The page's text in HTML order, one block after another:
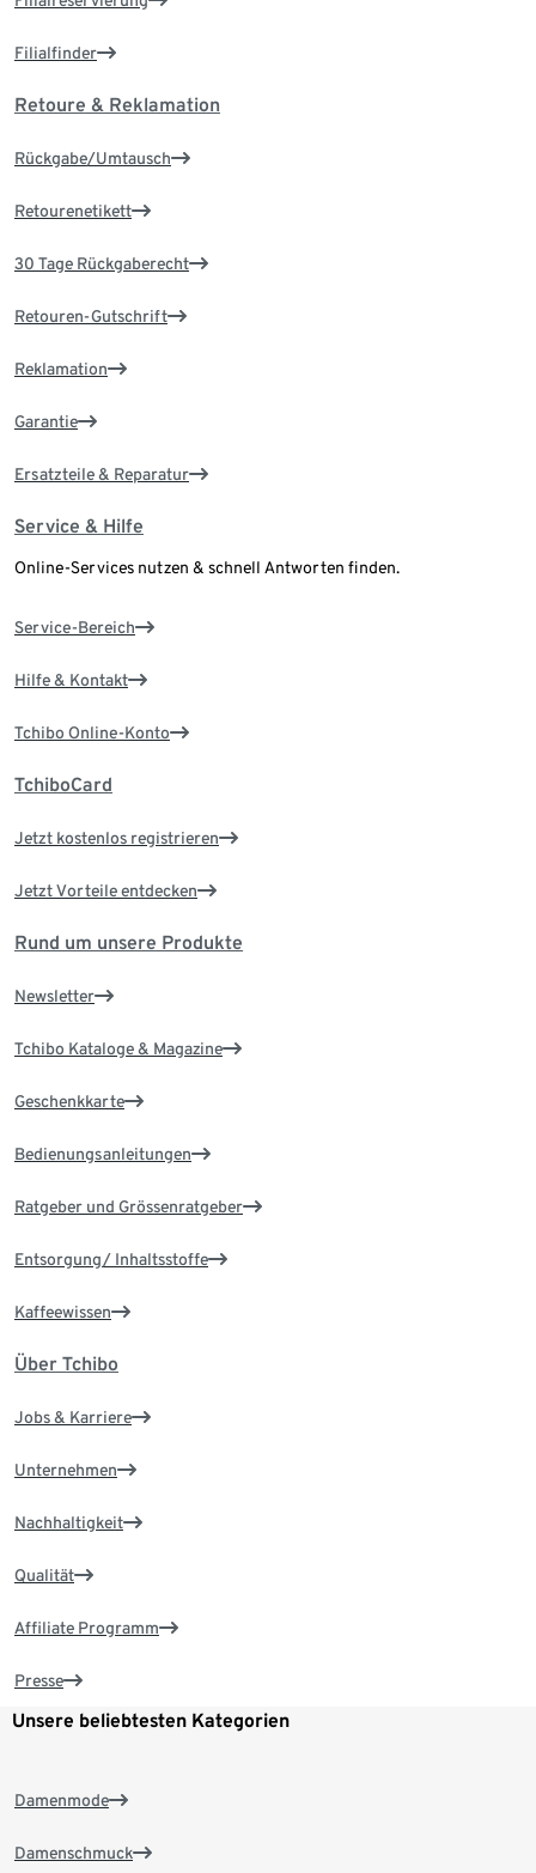
Filialfinder
Retoure & Reklamation
Rückgabe/Umtausch
Retourenetikett
30 Tage Rückgaberecht
Retouren-Gutschrift
Reklamation
Garantie
Ersatzteile & Reparatur
Service & Hilfe
Online-Services nutzen & schnell Antworten finden.
Service-Bereich
Hilfe & Kontakt
Tchibo Online-Konto
TchiboCard
Jetzt kostenlos registrieren
Jetzt Vorteile entdecken
Rund um unsere Produkte
Newsletter
Tchibo Kataloge & Magazine
Geschenkkarte
Bedienungsanleitungen
Ratgeber und Grössenratgeber
Entsorgung/ Inhaltsstoffe
Kaffeewissen
Über Tchibo
Jobs & Karriere
Unternehmen
Nachhaltigkeit
Qualität
Affiliate Programm
Presse
Unsere beliebtesten Kategorien
Damenmode
Damenschmuck